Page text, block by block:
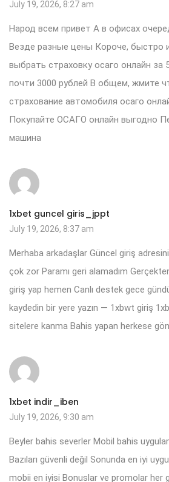
July 19, 2026, 8:27 am
Народ всем привет А в офисах
Везде разные цены Короче, быстро
выбрать страховку осаго онлайн за
почти 3000 рублей В общем, жмите
страхование автомобиля осаго
Покупайте ОСАГО онлайн выгодно
машина
1xbet guncel giris_jppt
July 19, 2026, 8:37 am
Merhaba arkadaşlar Güncel giriş
çok zor Paramı geri alamadım
giriş yap hemen Canlı destek gece
kaydedin bir yere yazın — 1xbwt giriş
sitelere kanma Bahis yapan herkese
1xbet indir_iben
July 19, 2026, 9:30 am
Beyler bahis severler Mobil bahis
Bazıları güvenli değil Sonunda en iyi
mobii en iyisi Bonuslar ve promolar her